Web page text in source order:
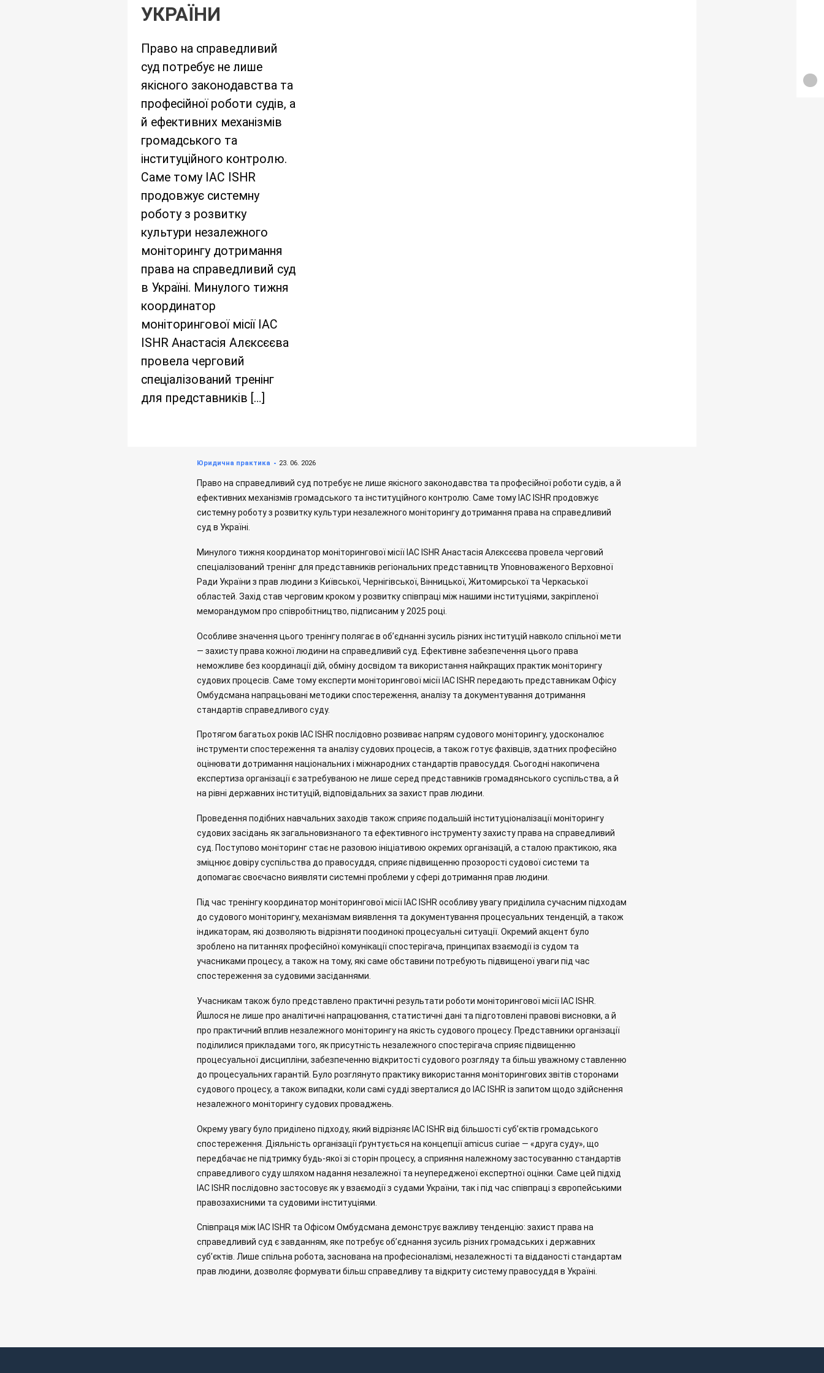
УКРАЇНИ
Право на справедливий
суд потребує не лише
якісного законодавства та
професійної роботи судів, а
й ефективних механізмів
громадського та
інституційного контролю.
Саме тому IAC ISHR
продовжує системну
роботу з розвитку
культури незалежного
моніторингу дотримання
права на справедливий суд
в Україні. Минулого тижня
координатор
моніторингової місії IAC
ISHR Анастасія Алєксєєва
провела черговий
спеціалізований тренінг
для представників […]
Юридична практика 23. 06. 2026
Право на справедливий суд потребує не лише якісного законодавства та професійної роботи судів, а й
ефективних механізмів громадського та інституційного контролю. Саме тому IAC ISHR продовжує
системну роботу з розвитку культури незалежного моніторингу дотримання права на справедливий
суд в Україні.
Минулого тижня координатор моніторингової місії IAC ISHR Анастасія Алєксєєва провела черговий
спеціалізований тренінг для представників регіональних представництв Уповноваженого Верховної
Ради України з прав людини з Київської, Чернігівської, Вінницької, Житомирської та Черкаської
областей. Захід став черговим кроком у розвитку співпраці між нашими інституціями, закріпленої
меморандумом про співробітництво, підписаним у 2025 році.
Особливе значення цього тренінгу полягає в об’єднанні зусиль різних інституцій навколо спільної мети
— захисту права кожної людини на справедливий суд. Ефективне забезпечення цього права
неможливе без координації дій, обміну досвідом та використання найкращих практик моніторингу
судових процесів. Саме тому експерти моніторингової місії IAC ISHR передають представникам Офісу
Омбудсмана напрацьовані методики спостереження, аналізу та документування дотримання
стандартів справедливого суду.
Протягом багатьох років IAC ISHR послідовно розвиває напрям судового моніторингу, удосконалює
інструменти спостереження та аналізу судових процесів, а також готує фахівців, здатних професійно
оцінювати дотримання національних і міжнародних стандартів правосуддя. Сьогодні накопичена
експертиза організації є затребуваною не лише серед представників громадянського суспільства, а й
на рівні державних інституцій, відповідальних за захист прав людини.
Проведення подібних навчальних заходів також сприяє подальшій інституціоналізації моніторингу
судових засідань як загальновизнаного та ефективного інструменту захисту права на справедливий
суд. Поступово моніторинг стає не разовою ініціативою окремих організацій, а сталою практикою, яка
зміцнює довіру суспільства до правосуддя, сприяє підвищенню прозорості судової системи та
допомагає своєчасно виявляти системні проблеми у сфері дотримання прав людини.
Під час тренінгу координатор моніторингової місії IAC ISHR особливу увагу приділила сучасним підходам
до судового моніторингу, механізмам виявлення та документування процесуальних тенденцій, а також
індикаторам, які дозволяють відрізняти поодинокі процесуальні ситуації. Окремий акцент було
зроблено на питаннях професійної комунікації спостерігача, принципах взаємодії із судом та
учасниками процесу, а також на тому, які саме обставини потребують підвищеної уваги під час
спостереження за судовими засіданнями.
Учасникам також було представлено практичні результати роботи моніторингової місії IAC ISHR.
Йшлося не лише про аналітичні напрацювання, статистичні дані та підготовлені правові висновки, а й
про практичний вплив незалежного моніторингу на якість судового процесу. Представники організації
поділилися прикладами того, як присутність незалежного спостерігача сприяє підвищенню
процесуальної дисципліни, забезпеченню відкритості судового розгляду та більш уважному ставленню
до процесуальних гарантій. Було розглянуто практику використання моніторингових звітів сторонами
судового процесу, а також випадки, коли самі судді зверталися до IAC ISHR із запитом щодо здійснення
незалежного моніторингу судових проваджень.
Окрему увагу було приділено підходу, який відрізняє IAC ISHR від більшості суб’єктів громадського
спостереження. Діяльність організації ґрунтується на концепції amicus curiae — «друга суду», що
передбачає не підтримку будь-якої зі сторін процесу, а сприяння належному застосуванню стандартів
справедливого суду шляхом надання незалежної та неупередженої експертної оцінки. Саме цей підхід
IAC ISHR послідовно застосовує як у взаємодії з судами України, так і під час співпраці з європейськими
правозахисними та судовими інституціями.
Співпраця між IAC ISHR та Офісом Омбудсмана демонструє важливу тенденцію: захист права на
справедливий суд є завданням, яке потребує об’єднання зусиль різних громадських і державних
суб’єктів. Лише спільна робота, заснована на професіоналізмі, незалежності та відданості стандартам
прав людини, дозволяє формувати більш справедливу та відкриту систему правосуддя в Україні.